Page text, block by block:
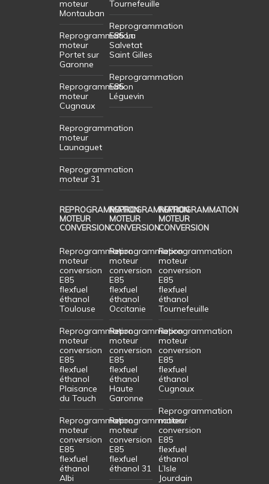
moteur
Montauban
Reprogrammation
moteur
Portet sur
Garonne
Reprogrammation
moteur
Cugnaux
Reprogrammation
moteur
Launaguet
Reprogrammation
moteur 31
Tournefeuille
Reprogrammation
E85 La
Salvetat
Saint Gilles
Reprogrammation
E85
Léguevin
REPROGRAMMATION
MOTEUR
CONVERSION
Reprogrammation
moteur
conversion
E85
flexfuel
éthanol
Toulouse
Reprogrammation
moteur
conversion
E85
flexfuel
éthanol
Plaisance
du Touch
Reprogrammation
moteur
conversion
E85
flexfuel
éthanol
Albi
REPROGRAMMATION
MOTEUR
CONVERSION
Reprogrammation
moteur
conversion
E85
flexfuel
éthanol
Occitanie
Reprogrammation
moteur
conversion
E85
flexfuel
éthanol
Haute
Garonne
Reprogrammation
moteur
conversion
E85
flexfuel
éthanol 31
REPROGRAMMATION
MOTEUR
CONVERSION
Reprogrammation
moteur
conversion
E85
flexfuel
éthanol
Tournefeuille
Reprogrammation
moteur
conversion
E85
flexfuel
éthanol
Cugnaux
Reprogrammation
moteur
conversion
E85
flexfuel
éthanol
L’Isle
Jourdain